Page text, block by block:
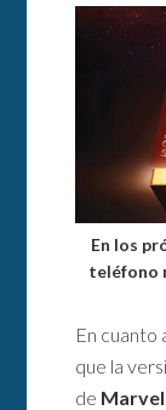
En los
teléfono
En cuanto
que la
de Marvel